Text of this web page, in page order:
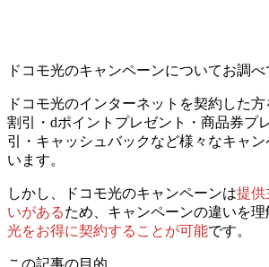
ドコモ光のキャンペーンについてお調べ
ドコモ光のインターネットを契約した
割引・dポイントプレゼント・商品券プ
引・キャッシュバックなど様々なキャ
います。
しかし、ドコモ光のキャンペーンは提供
いがあるため、 キャンペーンの違いを
光をお得に契約することが可能です。
この記事の目的